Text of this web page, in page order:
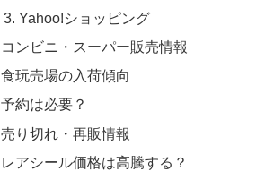
Yahoo!ショッピング
コンビニ・スーパー販売情報
食玩売場の入荷傾向
予約は必要？
売り切れ・再販情報
レアシール価格は高騰する？